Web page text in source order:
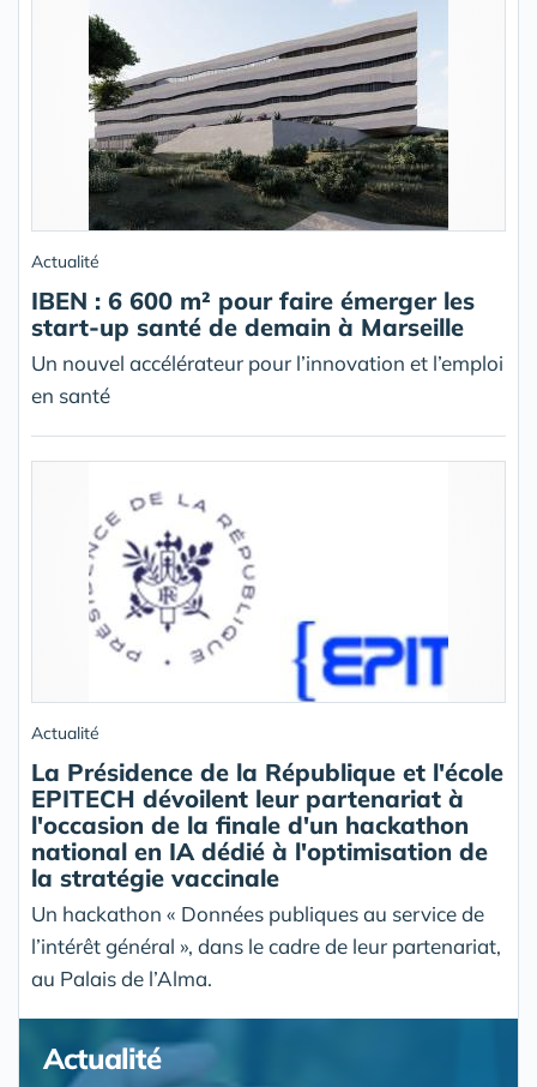
Actualité
IBEN : 6 600 m² pour faire émerger les
start-up santé de demain à Marseille
Un nouvel accélérateur pour l’innovation et l’emploi
en santé
Actualité
La Présidence de la République et l'école
EPITECH dévoilent leur partenariat à
l'occasion de la finale d'un hackathon
national en IA dédié à l'optimisation de
la stratégie vaccinale
Un hackathon « Données publiques au service de
l’intérêt général », dans le cadre de leur partenariat,
au Palais de l’Alma.
Actualité